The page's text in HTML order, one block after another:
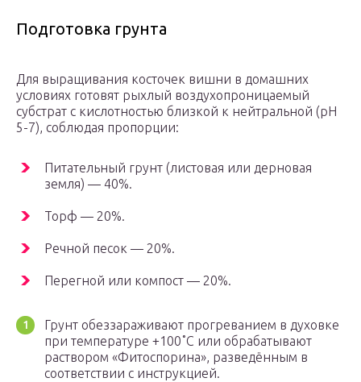
Подготовка грунта
Для выращивания косточек вишни в домашних
условиях готовят рыхлый воздухопроницаемый
субстрат с кислотностью близкой к нейтральной (pH
5-7), соблюдая пропорции:
Питательный грунт (листовая или дерновая
земля) — 40%.
Торф — 20%.
Речной песок — 20%.
Перегной или компост — 20%.
Грунт обеззараживают прогреванием в духовке
при температуре +100˚С или обрабатывают
раствором «Фитоспорина», разведённым в
соответствии с инструкцией.